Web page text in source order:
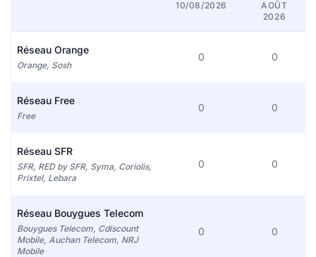
10/08/2026
AOÛT
2026
Réseau Orange
Orange, Sosh
0 0
Réseau Free
Free
0 0
Réseau SFR
SFR, RED by SFR, Syma, Coriolis,
Prixtel, Lebara
0 0
Réseau Bouygues Telecom
Bouygues Telecom, Cdiscount
Mobile, Auchan Telecom, NRJ
Mobile
0 0